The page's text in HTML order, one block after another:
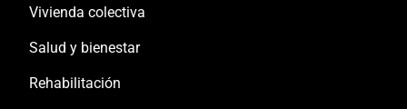
Vivienda colectiva
Salud y bienestar
Rehabilitación